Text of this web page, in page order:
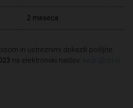
2 meseca
in ustreznimi dokazili pošljite
na elektronski naslov: kadri@dri.si